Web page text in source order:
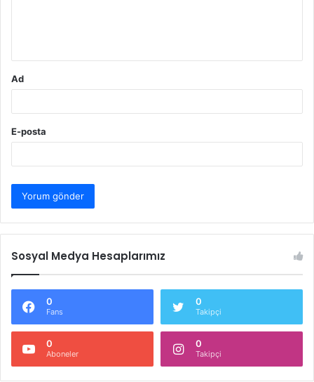
Ad
E-posta
Sosyal Medya Hesaplarımız
0
Fans
0
Takipçi
0
Aboneler
0
Takipçi